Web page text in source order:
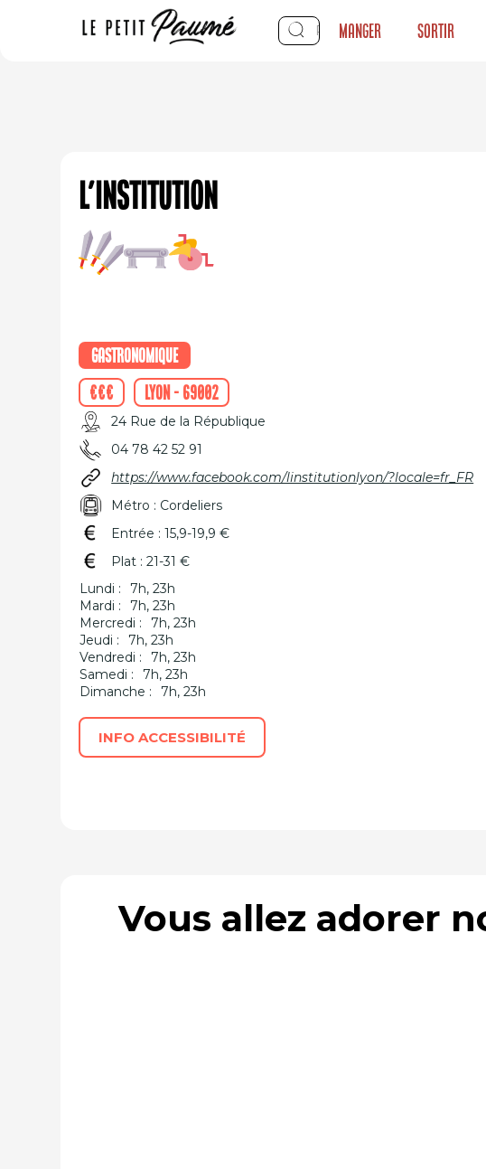
Manger Sortir
L'Institution
Gastronomique
€€€
Lyon - 69002
24 Rue de la République
04 78 42 52 91
https://www.facebook.com/linstitutionlyon/?locale=fr_FR
Métro : Cordeliers
Entrée : 15,9-19,9 €
Plat : 21-31 €
Lundi :
7h, 23h
Mardi :
7h, 23h
Mercredi :
7h, 23h
Jeudi :
7h, 23h
Vendredi :
7h, 23h
Samedi :
7h, 23h
Dimanche :
7h, 23h
INFO ACCESSIBILITÉ
Vous allez adorer